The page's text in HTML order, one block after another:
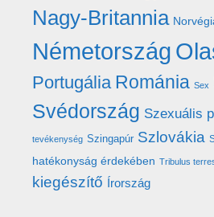
Nagy-Britannia
Németország
Portugália Románia Sex
Svédország Szexuális
tevékenység Szingapúr Szlovákia
hatékonyság érdekében Tribulus
kiegészítő Írország